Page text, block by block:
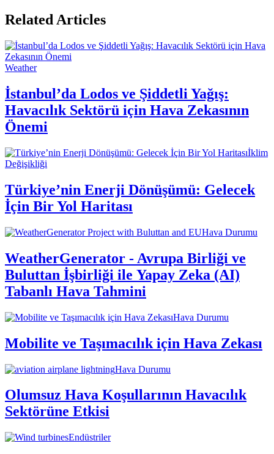
Related Articles
Weather
İstanbul’da Lodos ve Şiddetli Yağış:
Havacılık Sektörü için Hava Zekasının
Önemi
İklim
Değişikliği
Türkiye’nin Enerji Dönüşümü: Gelecek
İçin Bir Yol Haritası
Hava Durumu
WeatherGenerator - Avrupa Birliği ve
Buluttan İşbirliği ile Yapay Zeka (AI)
Tabanlı Hava Tahmini
Hava Durumu
Mobilite ve Taşımacılık için Hava Zekası
Hava Durumu
Olumsuz Hava Koşullarının Havacılık
Sektörüne Etkisi
Endüstriler